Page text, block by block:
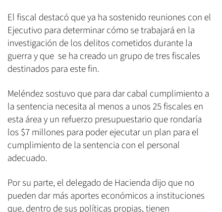
El fiscal destacó que ya ha sostenido reuniones con el
Ejecutivo para determinar cómo se trabajará en la
investigación de los delitos cometidos durante la
guerra y que se ha creado un grupo de tres fiscales
destinados para este fin.
Meléndez sostuvo que para dar cabal cumplimiento a
la sentencia necesita al menos a unos 25 fiscales en
esta área y un refuerzo presupuestario que rondaría
los $7 millones para poder ejecutar un plan para el
cumplimiento de la sentencia con el personal
adecuado.
Por su parte, el delegado de Hacienda dijo que no
pueden dar más aportes económicos a instituciones
que, dentro de sus políticas propias, tienen